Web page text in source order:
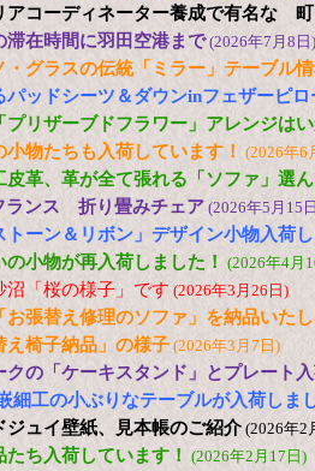
アコーディネーター養成で有名な
滞在時間に羽田空港まで(2026年7月8日)
・グラスの伝統「ミラー」テーブル
パッドシーツ＆ダウンinフェザーピ
プリザーブドフラワー」アレンジは
小物たちも入荷しています！ (2026年6
皮革、革が全て張れる「ソファ」選
ランス 折り畳みチェア (2026年5月15
トーン＆リボン」デザイン小物入荷
の小物が再入荷しました！ (2026年4月
沼「桜の様子」です (2026年3月26日)
お張替え修理のソファ」を納品いた
え椅子納品」の様子 (2026年3月7日)
クの「ケーキスタンド」とプレート
細工の小ぶりなテーブルが入荷しま
ジュイ壁紙、見本帳のご紹介 (2026年2
たち入荷しています！ (2026年2月17日)